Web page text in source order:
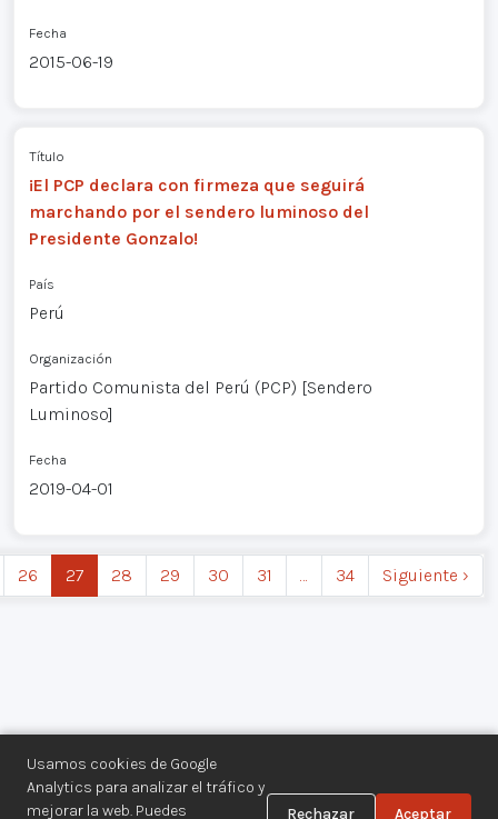
Usamos cookies de Google
Analytics para analizar el tráfico y
mejorar la web. Puedes
Rechazar Aceptar
Fecha
2015-06-19
Título
¡El PCP declara con firmeza que seguirá
marchando por el sendero luminoso del
Presidente Gonzalo!
País
Perú
Organización
Partido Comunista del Perú (PCP) [Sendero
Luminoso]
Fecha
2019-04-01
26 27 28 29 30 31 … 34 Siguiente ›